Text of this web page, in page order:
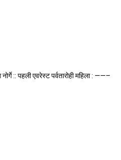
:: पहली एवरेस्ट पर्वतारोही महिला : ——–